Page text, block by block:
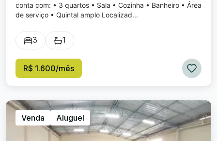
conta com: • 3 quartos • Sala • Cozinha • Banheiro • Área
de serviço • Quintal amplo Localizad...
3 1
R$ 1.600/mês
Venda Aluguel